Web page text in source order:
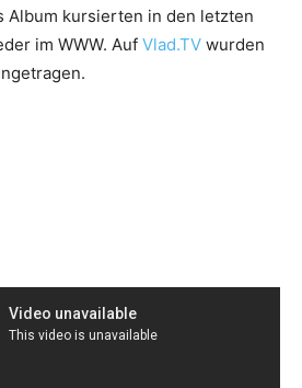
Album kursierten in den letzten
im WWW. Auf Vlad.TV wurden